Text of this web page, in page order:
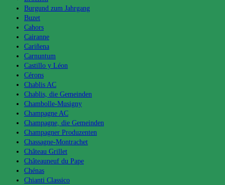
Burgund zum Jahrgang
Buzet
Cahors
Cairanne
Cariñena
Carnuntum
Castillo y Léon
Cérons
Chablis AC
Chablis, die Gemeinden
Chambolle-Musigny
Champagne AC
Champagne, die Gemeinden
Champagner Produzenten
Chassagne-Montrachet
Château Grillet
Châteauneuf du Pape
Chénas
Chianti Classico